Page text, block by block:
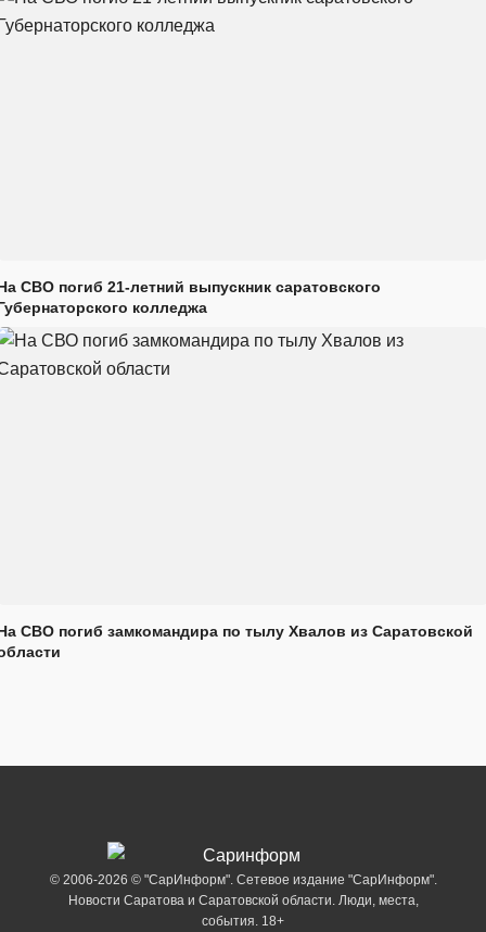
СВО погиб 21-летний выпускник саратовского
колледжа
СВО погиб замкомандира по тылу Хвалов из Саратовской
© 2006-2026 © "СарИнформ". Сетевое издание "СарИнформ".
Новости Саратова и Саратовской области. Люди, места,
события. 18+